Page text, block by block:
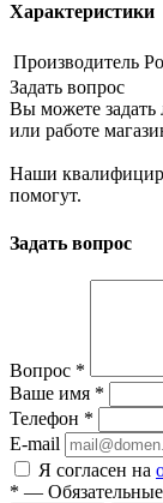
Характеристики
Производитель
Задать вопрос
Вы можете
или работе
Наши
помогут.
Задать вопрос
Вопрос *
Ваше имя *
Телефон *
E-mail
Я согласен на
* —